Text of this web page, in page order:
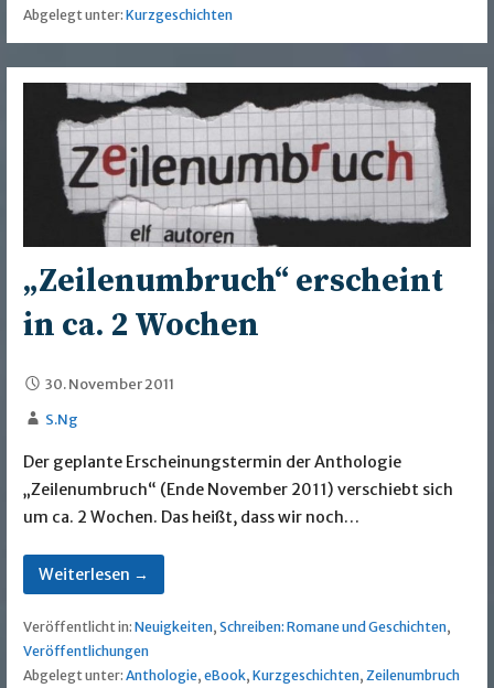
Abgelegt unter: Kurzgeschichten
„Zeilenumbruch“ erscheint
in ca. 2 Wochen
30. November 2011
S.Ng
Der geplante Erscheinungstermin der Anthologie
„Zeilenumbruch“ (Ende November 2011) verschiebt sich
um ca. 2 Wochen. Das heißt, dass wir noch…
Weiterlesen →
Veröffentlicht in: Neuigkeiten, Schreiben: Romane und Geschichten,
Veröffentlichungen
Abgelegt unter: Anthologie, eBook, Kurzgeschichten, Zeilenumbruch